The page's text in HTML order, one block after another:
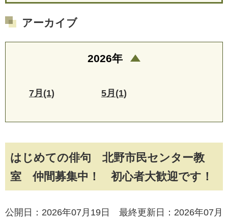
はじめての俳句 北野市民センター教
室 仲間募集中！ 初心者大歓迎です！
公開日：2026年07月19日 最終更新日：2026年07月
アーカイブ
2026年
7月(1) 5月(1)